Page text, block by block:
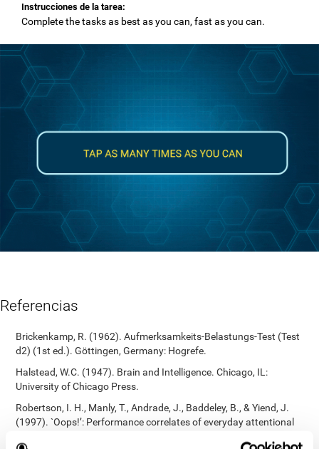
Instrucciones de la tarea:
Complete the tasks as best as you can, fast as you can.
Referencias
Brickenkamp, R. (1962). Aufmerksamkeits-Belastungs-Test (Test
d2) (1st ed.). Göttingen, Germany: Hogrefe.
Halstead, W.C. (1947). Brain and Intelligence. Chicago, IL:
University of Chicago Press.
Robertson, I. H., Manly, T., Andrade, J., Baddeley, B., & Yiend, J.
(1997). `Oops!’: Performance correlates of everyday attentional